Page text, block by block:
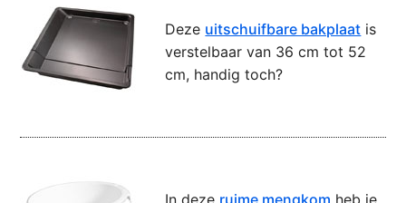
Deze uitschuifbare bakplaat is
verstelbaar van 36 cm tot 52
cm, handig toch?